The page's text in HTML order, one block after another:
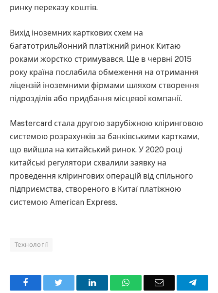
ринку переказу коштів.
Вихід іноземних карткових схем на
багатотрильйонний платіжний ринок Китаю
роками жорстко стримувався. Ще в червні 2015
року країна послабила обмеження на отримання
ліцензій іноземними фірмами шляхом створення
підрозділів або придбання місцевої компанії.
Mastercard стала другою зарубіжною кліринговою
системою розрахунків за банківськими картками,
що вийшла на китайський ринок. У 2020 році
китайські регулятори схвалили заявку на
проведення клірингових операцій від спільного
підприємства, створеного в Китаї платіжною
системою American Express.
Технології
Facebook LinkedInWhatsAppEmail